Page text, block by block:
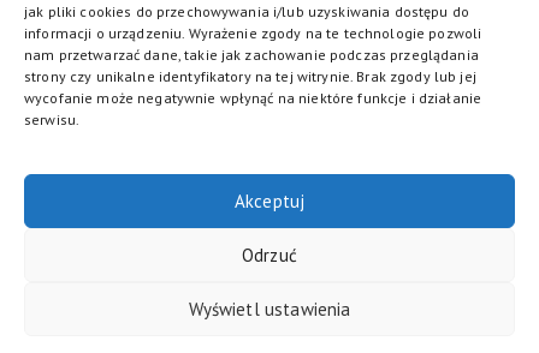
jak pliki cookies do przechowywania i/lub uzyskiwania dostępu do
informacji o urządzeniu. Wyrażenie zgody na te technologie pozwoli
nam przetwarzać dane, takie jak zachowanie podczas przeglądania
strony czy unikalne identyfikatory na tej witrynie. Brak zgody lub jej
wycofanie może negatywnie wpłynąć na niektóre funkcje i działanie
serwisu.
Akceptuj
Odrzuć
Wyświetl ustawienia
media@torsluzewiec.pl
DOŁĄCZ DO NAS